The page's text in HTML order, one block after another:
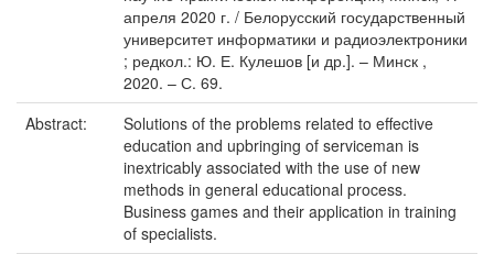
апреля 2020 г. / Белорусский государственный
университет информатики и радиоэлектроники
; редкол.: Ю. Е. Кулешов [и др.]. – Минск ,
2020. – С. 69.
Abstract:
Solutions of the problems related to effective
education and upbringing of serviceman is
inextricably associated with the use of new
methods in general educational process.
Business games and their application in training
of specialists.